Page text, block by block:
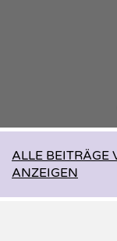
ALLE BEITRÄGE
ANZEIGEN